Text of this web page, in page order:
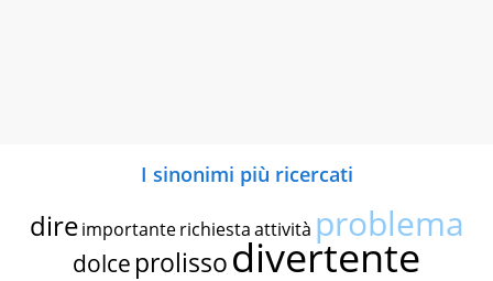
I sinonimi più ricercati
dire importante richiestaattività problema
dolce prolissodivertente